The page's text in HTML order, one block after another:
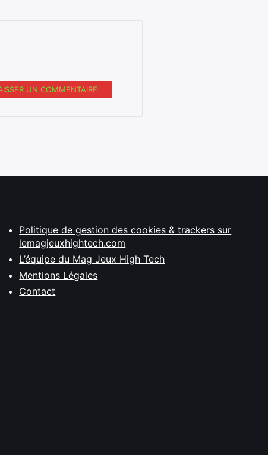
UN COMMENTAIRE
Politique de gestion des cookies & trackers sur
lemagjeuxhightech.com
L’équipe du Mag Jeux High Tech
Mentions Légales
Contact